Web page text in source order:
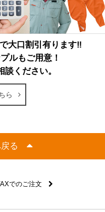
大口割引有ります‼
ルもご用意！
ください。
ら
る
でのご注文